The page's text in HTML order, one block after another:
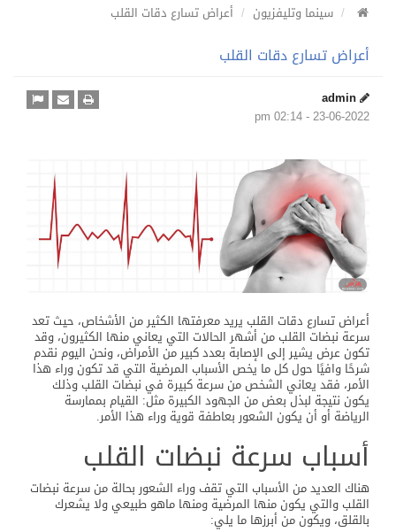
سينما وتليفزيون أعراض تسارع دقات القلب
أعراض تسارع دقات القلب
admin
23-06-2022 - 02:14 pm
أعراض تسارع دقات القلب يريد معرفتها الكثير من الأشخاص، حيث تعد
سرعة نبضات القلب من أشهر الحالات التي يعاني منها الكثيرون، وقد
تكون عرض يشير إلى الإصابة بعدد كبير من الأمراض، ونحن اليوم نقدم
شرحًا وافيًا حول كل ما يخص الأسباب المرضية التي قد تكون وراء هذا
الأمر، فقد يعاني الشخص من سرعة كبيرة في نبضات القلب وذلك
يكون نتيجة لبذل بعض من الجهود الكبيرة مثل: القيام بممارسة
الرياضة أو أن يكون الشعور بعاطفة قوية وراء هذا الأمر.
أسباب سرعة نبضات القلب
هناك العديد من الأسباب التي تقف وراء الشعور بحالة من سرعة نبضات
القلب والتي يكون منها المرضية ومنها ماهو طبيعي ولا يشعرك
بالقلق، ويكون من أبرزها ما يلي: